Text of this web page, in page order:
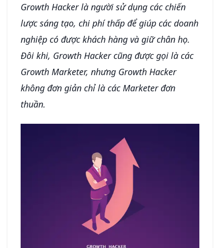
Growth Hacker là người sử dụng các chiến
lược sáng tạo, chi phí thấp để giúp các doanh
nghiệp có được khách hàng và giữ chân họ.
Đôi khi, Growth Hacker cũng được gọi là các
Growth Marketer, nhưng Growth Hacker
không đơn giản chỉ là các Marketer đơn
thuần.